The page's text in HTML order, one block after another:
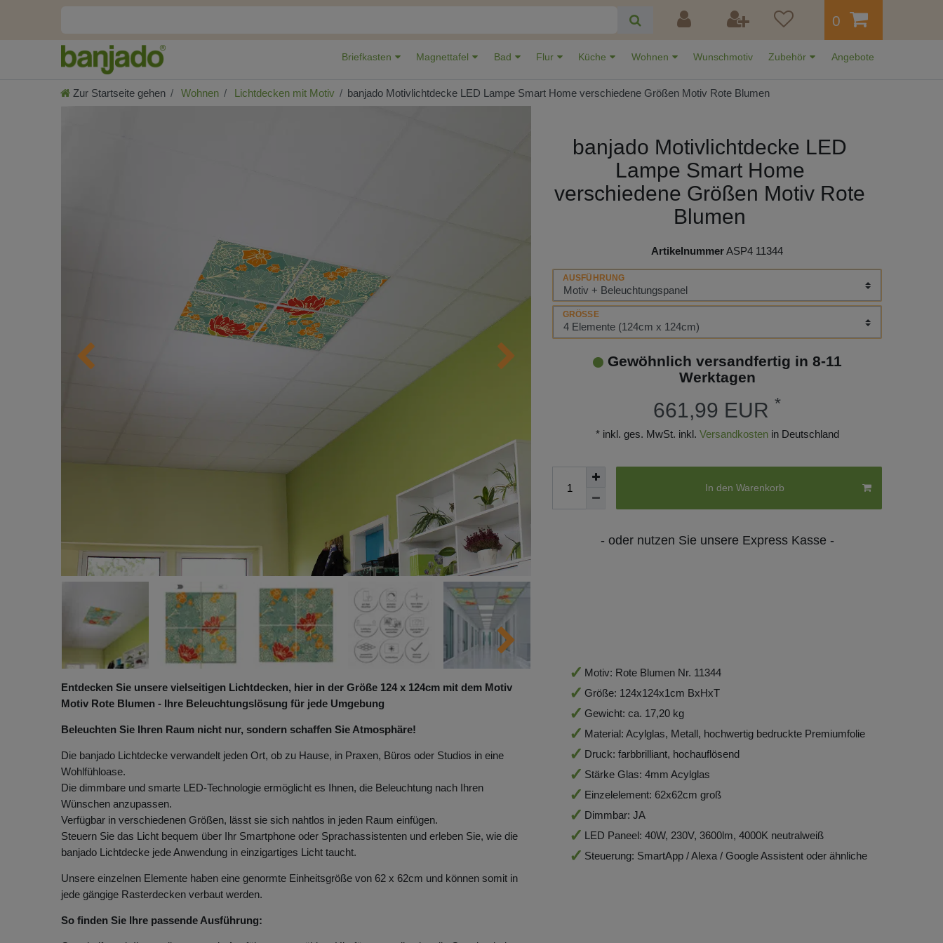
0
Briefkasten Magnettafel Bad Flur Küche Wohnen Wunschmotiv Zubehör Angebote
Zur Startseite gehen Wohnen Lichtdecken mit Motiv banjado Motivlichtdecke LED Lampe Smart Home verschiedene Größen Motiv Rote Blumen
Entdecken Sie unsere vielseitigen Lichtdecken, hier in der Größe 124x 124cm mit dem Motiv
Motiv Rote Blumen - Ihre Beleuchtungslösung für jede Umgebung
Beleuchten Sie Ihren Raum nicht nur, sondern schaffen Sie Atmosphäre!
Die banjado Lichtdecke verwandelt jeden Ort, ob zu Hause, in Praxen, Büros oder Studios in eine
Wohlfühloase.
Die dimmbare und smarte LED-Technologie ermöglicht es Ihnen, die Beleuchtung nach Ihren
Wünschen anzupassen.
Verfügbar in verschiedenen Größen, lässt sie sich nahtlos in jeden Raum einfügen.
Steuern Sie das Licht bequem über Ihr Smartphone oder Sprachassistenten und erleben Sie, wie die
banjado Lichtdecke jede Anwendung in einzigartiges Licht taucht.
Unsere einzelnen Elemente haben eine genormte Einheitsgröße von 62 x 62cm und können somit in
jede gängige Rasterdecken verbaut werden.
So finden Sie Ihre passende Ausführung:
banjado Motivlichtdecke LED
Lampe Smart Home
verschiedene Größen Motiv Rote
Blumen
ArtikelnummerASP4 11344
AUSFÜHRUNG
GRÖSSE
Gewöhnlich versandfertig in 8-11
Werktagen
661,99 EUR *
* inkl. ges. MwSt. inkl. Versandkosten in Deutschland
In den Warenkorb
- oder nutzen Sie unsere Express Kasse -
Motiv: Rote Blumen Nr. 11344
Größe: 124x124x1cm BxHxT
Gewicht: ca. 17,20 kg
Material: Acylglas, Metall, hochwertig bedruckte Premiumfolie
Druck: farbbrilliant, hochauflösend
Stärke Glas: 4mm Acylglas
Einzelelement: 62x62cm groß
Dimmbar: JA
LED Paneel: 40W, 230V, 3600lm, 4000K neutralweiß
Steuerung: SmartApp / Alexa / Google Assistent oder ähnliche